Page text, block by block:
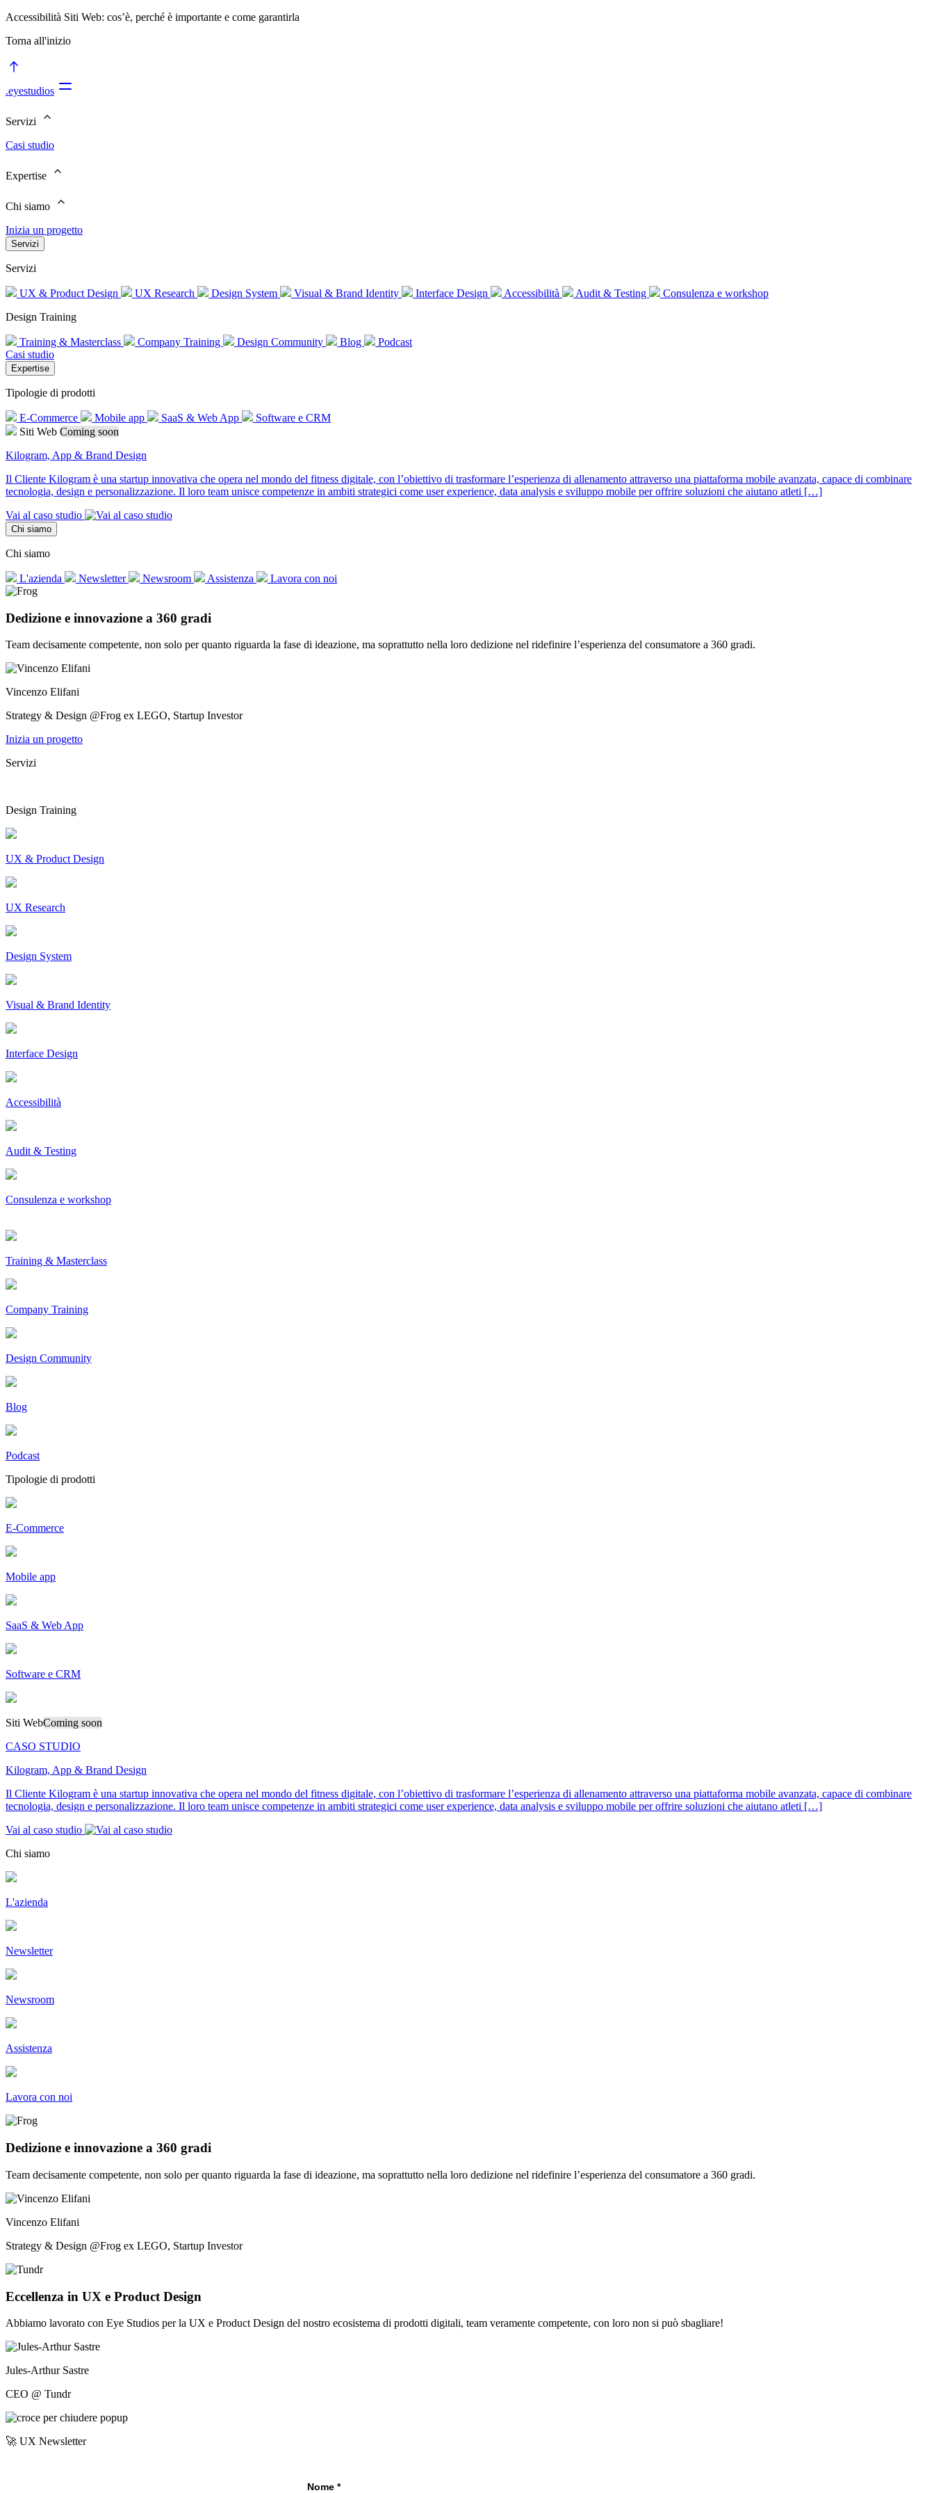
Accessibilità Siti Web: cos’è, perché è importante e come garantirla
Torna all'inizio
.eyestudios
Servizi
Casi studio
Expertise
Chi siamo
Inizia un progetto
Servizi
Servizi
UX & Product Design UX Research Design System Visual & Brand Identity Interface Design Accessibilità Audit & Testing
Consulenza e workshop
Design Training
Training & Masterclass Company Training Design Community Blog
Podcast
Casi studio
Expertise
Tipologie di prodotti
E-Commerce Mobile app SaaS & Web App
Software e CRM
Siti Web Coming soon
Kilogram, App & Brand Design
Il Cliente Kilogram è una startup innovativa che opera nel mondo del fitness digitale, con l’obiettivo di trasformare l’esperienza di allenamento attraverso una piattaforma mobile avanzata, capace di combinare
tecnologia, design e personalizzazione. Il loro team unisce competenze in ambiti strategici come user experience, data analysis e sviluppo mobile per offrire soluzioni che aiutano atleti […]
Vai al caso studio
Chi siamo
Chi siamo
L'azienda Newsletter Newsroom Assistenza Lavora con noi
Dedizione e innovazione a 360 gradi
Team decisamente competente, non solo per quanto riguarda la fase di ideazione, ma soprattutto nella loro dedizione nel ridefinire l’esperienza del consumatore a 360 gradi.
Vincenzo Elifani
Strategy & Design @Frog ex LEGO, Startup Investor
Inizia un progetto
Servizi
Design Training
UX & Product Design
UX Research
Design System
Visual & Brand Identity
Interface Design
Accessibilità
Audit & Testing
Consulenza e workshop
Training & Masterclass
Company Training
Design Community
Blog
Podcast
Tipologie di prodotti
E-Commerce
Mobile app
SaaS & Web App
Software e CRM
Siti WebComing soon
CASO STUDIO
Kilogram, App & Brand Design
Il Cliente Kilogram è una startup innovativa che opera nel mondo del fitness digitale, con l’obiettivo di trasformare l’esperienza di allenamento attraverso una piattaforma mobile avanzata, capace di combinare
tecnologia, design e personalizzazione. Il loro team unisce competenze in ambiti strategici come user experience, data analysis e sviluppo mobile per offrire soluzioni che aiutano atleti […]
Vai al caso studio
Chi siamo
L'azienda
Newsletter
Newsroom
Assistenza
Lavora con noi
Dedizione e innovazione a 360 gradi
Team decisamente competente, non solo per quanto riguarda la fase di ideazione, ma soprattutto nella loro dedizione nel ridefinire l’esperienza del consumatore a 360 gradi.
Vincenzo Elifani
Strategy & Design @Frog ex LEGO, Startup Investor
Eccellenza in UX e Product Design
Abbiamo lavorato con Eye Studios per la UX e Product Design del nostro ecosistema di prodotti digitali, team veramente competente, con loro non si può sbagliare!
Jules-Arthur Sastre
CEO @ Tundr
🚀 UX Newsletter
Nome *